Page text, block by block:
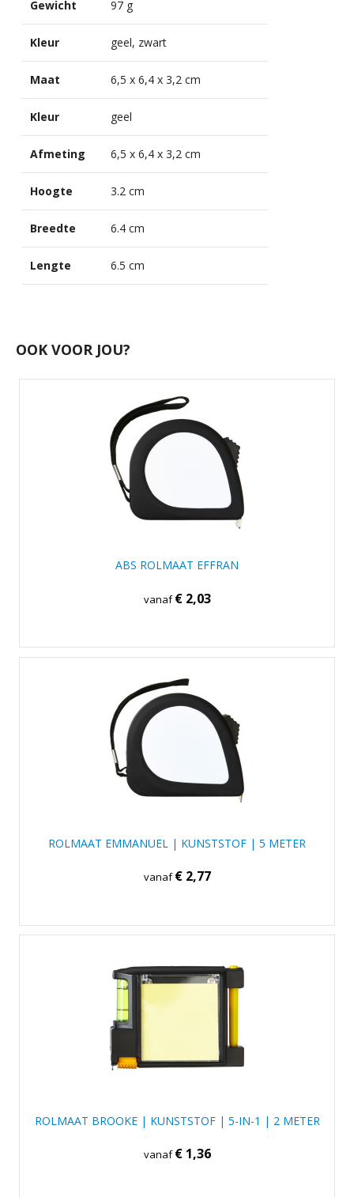
Gewicht 97 g
Kleur geel, zwart
Maat 6,5 x 6,4 x 3,2 cm
Kleur geel
Afmeting 6,5 x 6,4 x 3,2 cm
Hoogte 3.2 cm
Breedte 6.4 cm
Lengte 6.5 cm
OOK VOOR JOU?
ABS ROLMAAT EFFRAN
vanaf€ 2,03
ROLMAAT EMMANUEL | KUNSTSTOF | 5 METER
vanaf€ 2,77
ROLMAAT BROOKE | KUNSTSTOF | 5-IN-1 | 2 METER
vanaf€ 1,36